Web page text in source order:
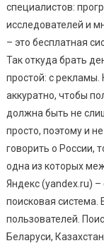
специалистов:
исследователей и
– это бесплатная
Так откуда брать
простой: с рекламы.
аккуратно, чтобы
должна быть не
просто, поэтому и
говорить о России,
одна из которых
Яндекс (yandex.ru)
поисковая система.
пользователей.
Беларуси,